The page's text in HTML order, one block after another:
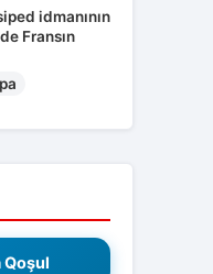
idmanının
Fransın
Qoşul